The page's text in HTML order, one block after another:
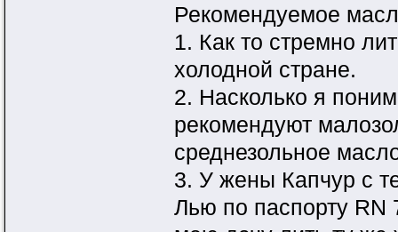
Рекомендуемое
1. Как то стремно
холодной стране.
2. Насколько я
рекомендуют
среднезольное
3. У жены Капчур с
Лью по паспорту